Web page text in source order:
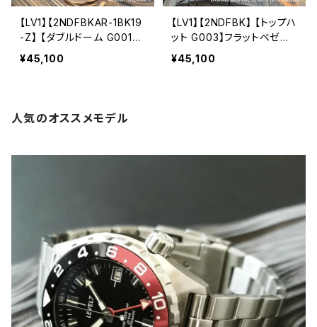
【LV1】【2NDFBKAR-1BK19
-Z】 【ダブルドーム G001】
フラットベゼル 20気圧防水
機械式/自動巻き SEIKO T
¥45,100
【LV1】【2NDFBK】 【トップハ
ット G003】フラットベゼル
20気圧防水 機械式/自動巻
き SEIKO TMI NH35 ムー
¥45,100
人気のオススメモデル